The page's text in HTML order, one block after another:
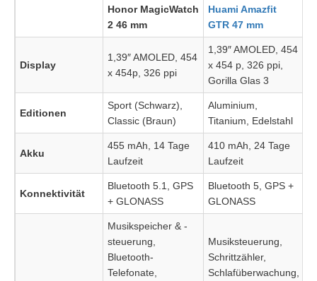
Honor MagicWatch
2 46 mm
Huami Amazfit
GTR 47 mm
Display
1,39″ AMOLED, 454
x 454p, 326 ppi
1,39″ AMOLED, 454
x 454 p, 326 ppi,
Gorilla Glas 3
Editionen
Sport (Schwarz),
Classic (Braun)
Aluminium,
Titanium, Edelstahl
Akku
455 mAh, 14 Tage
Laufzeit
410 mAh, 24 Tage
Laufzeit
Konnektivität
Bluetooth 5.1, GPS
+ GLONASS
Bluetooth 5, GPS +
GLONASS
Musikspeicher & -
steuerung,
Bluetooth-
Telefonate,
Musiksteuerung,
Schrittzähler,
Schlafüberwachung,